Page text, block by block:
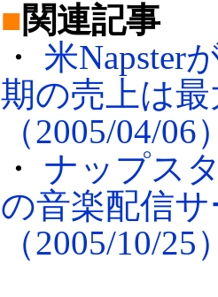
■関連記事
・ 米Napster
期の売上は
（2005/04/06
・ ナップス
の音楽配信
（2005/10/25